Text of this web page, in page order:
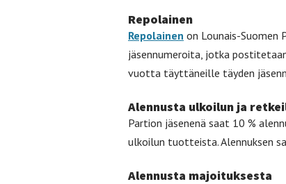
Repolainen
Repolainen on Lounais-Suomen
jäsennumeroita, jotka
vuotta täyttäneille täyden
Alennusta ulkoilun ja
Partion jäsenenä saat 10 %
ulkoilun tuotteista. Alennuksen
Alennusta majoituksesta